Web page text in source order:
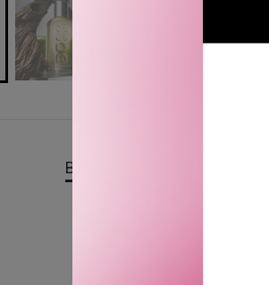
BESKRIVELSE
For den ambisiøse mannen.
del av hans daglige antrekk.